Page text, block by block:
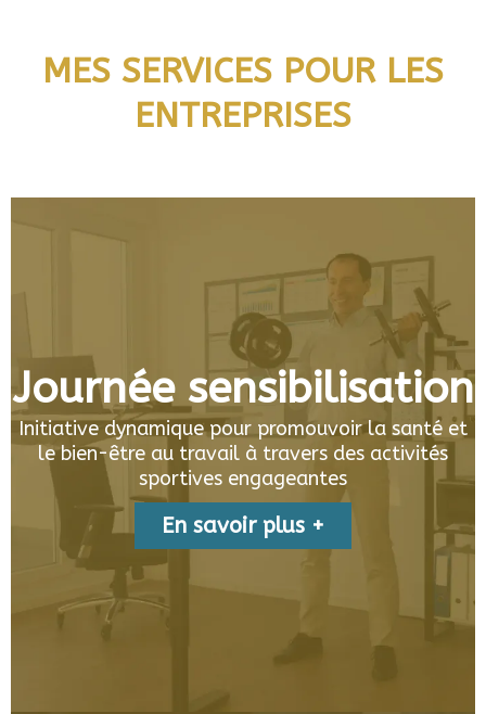
MES SERVICES POUR LES
ENTREPRISES
Journée sensibilisation
Initiative dynamique pour promouvoir la santé et
le bien-être au travail à travers des activités
sportives engageantes
En savoir plus +